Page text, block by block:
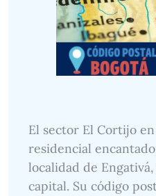
El sector El Cortijo
residencial
localidad de
capital. Su código